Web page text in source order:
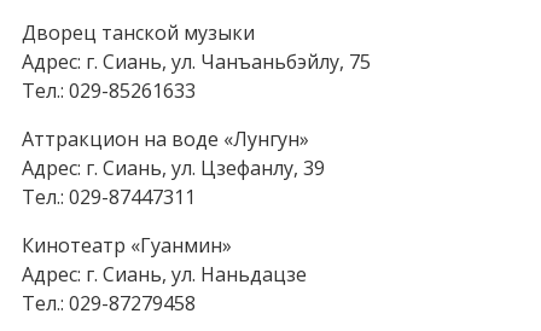
Дворец танской музыки
Адрес: г. Сиань, ул. Чанъаньбэйлу, 75
Тел.: 029-85261633
Аттракцион на воде «Лунгун»
Адрес: г. Сиань, ул. Цзефанлу, 39
Тел.: 029-87447311
Кинотеатр «Гуанмин»
Адрес: г. Сиань, ул. Наньдацзе
Тел.: 029-87279458